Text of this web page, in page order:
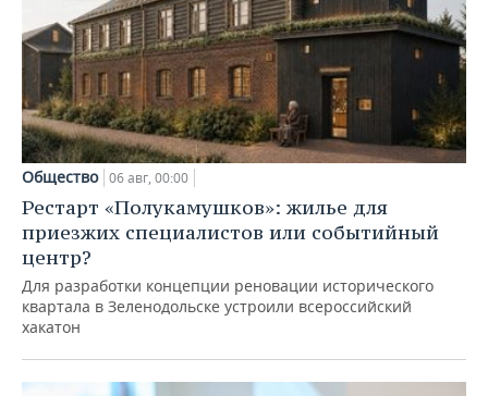
Общество 06 авг, 00:00
Рестарт «Полукамушков»: жилье для
приезжих специалистов или событийный
центр?
Для разработки концепции реновации исторического
квартала в Зеленодольске устроили всероссийский
хакатон